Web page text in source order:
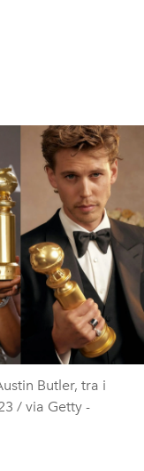
Butler, tra i
/ via Getty -